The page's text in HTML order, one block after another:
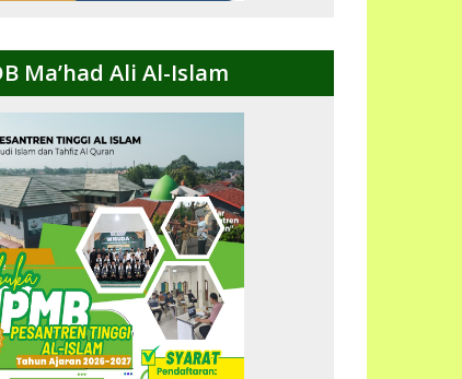
Ma’had Ali Al-Islam